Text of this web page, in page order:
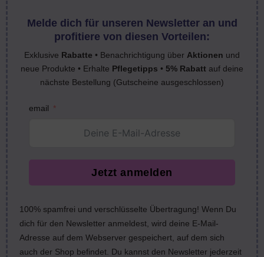
Melde dich für unseren Newsletter an und
profitiere von diesen Vorteilen:
Exklusive Rabatte • Benachrichtigung über Aktionen und
neue Produkte • Erhalte Pflegetipps • 5% Rabatt auf deine
nächste Bestellung (Gutscheine ausgeschlossen)
email
Jetzt anmelden
100% spamfrei und verschlüsselte Übertragung! Wenn Du
dich für den Newsletter anmeldest, wird deine E-Mail-
Adresse auf dem Webserver gespeichert, auf dem sich
auch der Shop befindet. Du kannst den Newsletter jederzeit